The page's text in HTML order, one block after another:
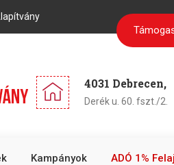
4031 Debrecen,
Derék u. 60. fszt./2.
Kampányok ADÓ 1%